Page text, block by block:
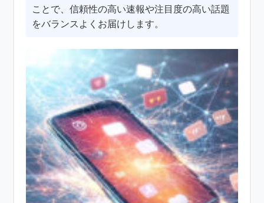
ことで、信頼性の高い速報や注目度の高い話題
をバランスよくお届けします。